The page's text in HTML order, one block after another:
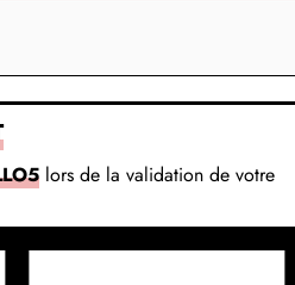
lors de la validation de votre